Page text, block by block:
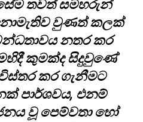
තවත් සමහරුන්
වුණත් කලක්
නතර කර
කුමක්ද සිදුවුණේ
කර ගැනීමට
පාර්ශවය, එනම්
වූ පෙම්වතා හෝ